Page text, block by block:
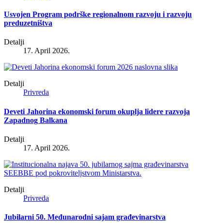
Usvojen Program podrške regionalnom razvoju i razvoju
preduzetništva
Detalji
17. April 2026.
Detalji
Privreda
Deveti Jahorina ekonomski forum okuplja lidere razvoja
Zapadnog Balkana
Detalji
17. April 2026.
Detalji
Privreda
Jubilarni 50. Međunarodni sajam građevinarstva